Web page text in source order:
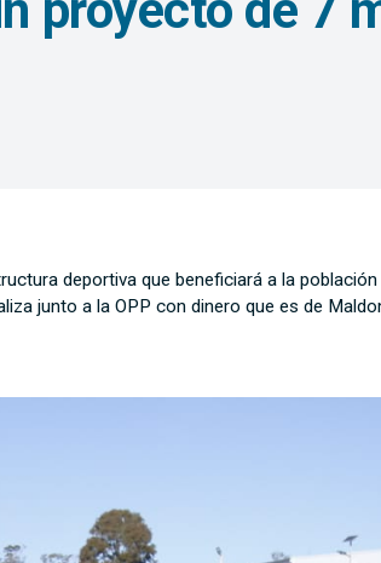
deportiva que beneficiará a la
junto a la OPP con dinero que es de